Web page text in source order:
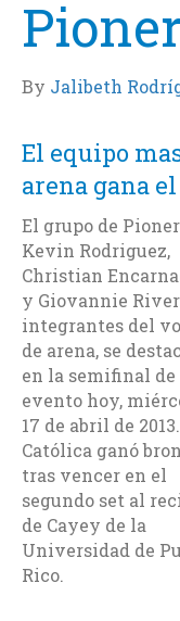
By Jalibeth
El equipo
arena gana
El grupo de
Kevin Rodriguez,
Christian
y Giovannie
integrantes del
de arena, se
en la semifinal de
evento hoy,
17 de abril de
Católica ganó
tras vencer en el
segundo set al
de Cayey de la
Universidad de
Rico.